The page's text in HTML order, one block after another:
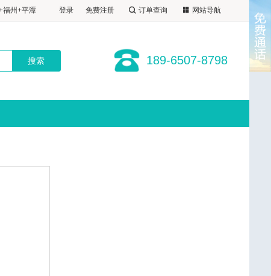
登录 免费注册 订单查询 网站导航
福州+平潭
进福出
福州自选
进福出
福州+平潭
福州自选
189-6507-8798